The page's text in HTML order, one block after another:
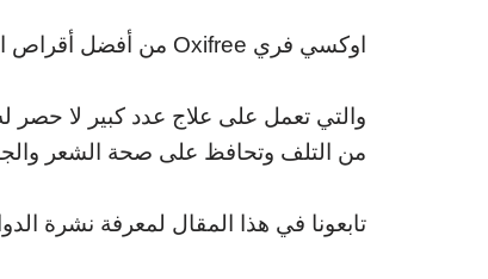
اوكسي فري Oxifree من أفضل أقراص المكملات الغذائية والتي تصنف من الأدوية المضادة للأكسدة.
والتي تعمل على علاج عدد كبير لا
من التلف وتحافظ على صحة الشعر
تابعونا في هذا المقال لمعرفة نشرة